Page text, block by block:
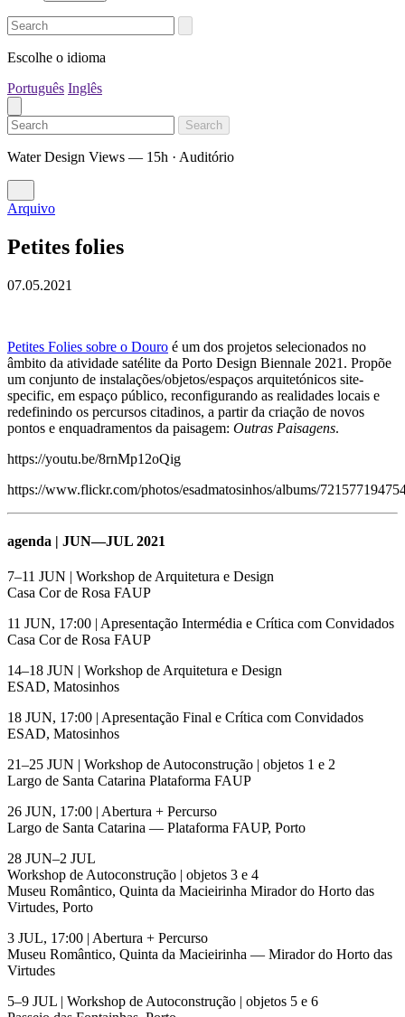
Escolhe o idioma
Português Inglês
Search
Water Design Views — 15h · Auditório
Arquivo
Petites folies
07.05.2021
Petites Folies sobre o Douro é um dos projetos selecionados no
âmbito da atividade satélite da Porto Design Biennale 2021. Propõe
um conjunto de instalações/objetos/espaços arquitetónicos site-
specific, em espaço público, reconfigurando as realidades locais e
redefinindo os percursos citadinos, a partir da criação de novos
pontos e enquadramentos da paisagem: Outras Paisagens.
https://youtu.be/8rnMp12oQig
https://www.flickr.com/photos/esadmatosinhos/albums/
agenda | JUN—JUL 2021
7–11 JUN | Workshop de Arquitetura e Design
Casa Cor de Rosa FAUP
11 JUN, 17:00 | Apresentação Intermédia e Crítica com Convidados
Casa Cor de Rosa FAUP
14–18 JUN | Workshop de Arquitetura e Design
ESAD, Matosinhos
18 JUN, 17:00 | Apresentação Final e Crítica com Convidados
ESAD, Matosinhos
21–25 JUN | Workshop de Autoconstrução | objetos 1 e 2
Largo de Santa Catarina Plataforma FAUP
26 JUN, 17:00 | Abertura + Percurso
Largo de Santa Catarina — Plataforma FAUP, Porto
28 JUN–2 JUL
Workshop de Autoconstrução | objetos 3 e 4
Museu Romântico, Quinta da Macieirinha Mirador do Horto das
Virtudes, Porto
3 JUL, 17:00 | Abertura + Percurso
Museu Romântico, Quinta da Macieirinha — Mirador do Horto das
Virtudes
5–9 JUL | Workshop de Autoconstrução | objetos 5 e 6